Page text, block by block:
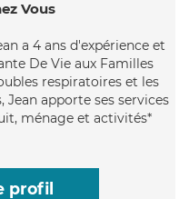
Vous
a 4 ans d'expérience et
De Vie aux Familles
respiratoires et les
apporte ses services
ménage et activités*
profil